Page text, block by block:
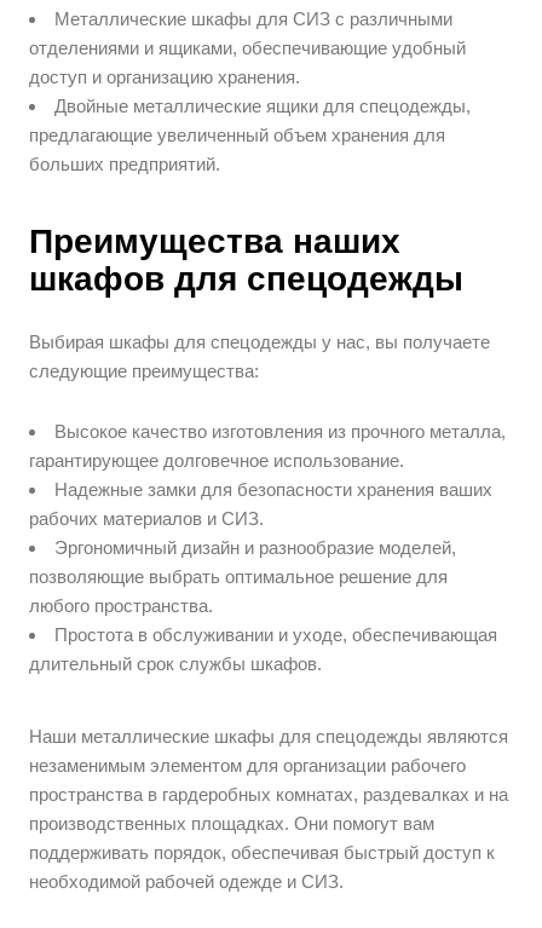
Металлические шкафы для СИЗ с различными
отделениями и ящиками, обеспечивающие удобный
доступ и организацию хранения.
Двойные металлические ящики для спецодежды,
предлагающие увеличенный объем хранения для
больших предприятий.
Преимущества наших
шкафов для спецодежды
Выбирая шкафы для спецодежды у нас, вы получаете
следующие преимущества:
Высокое качество изготовления из прочного металла,
гарантирующее долговечное использование.
Надежные замки для безопасности хранения ваших
рабочих материалов и СИЗ.
Эргономичный дизайн и разнообразие моделей,
позволяющие выбрать оптимальное решение для
любого пространства.
Простота в обслуживании и уходе, обеспечивающая
длительный срок службы шкафов.
Наши металлические шкафы для спецодежды являются
незаменимым элементом для организации рабочего
пространства в гардеробных комнатах, раздевалках и на
производственных площадках. Они помогут вам
поддерживать порядок, обеспечивая быстрый доступ к
необходимой рабочей одежде и СИЗ.